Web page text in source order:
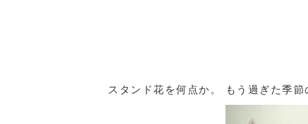
スタンド花を何点か。 もう過ぎた季